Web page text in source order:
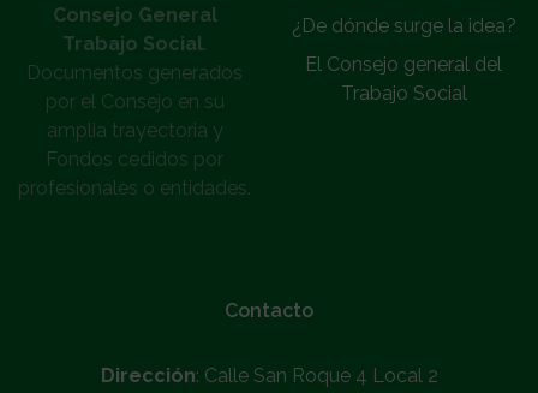
Consejo General
Trabajo Social.
Documentos generados
por el Consejo en su
amplia trayectoria y
Fondos cedidos por
profesionales o entidades.
¿De dónde surge la idea?
El Consejo general del
Trabajo Social
Contacto
Dirección: Calle San Roque 4 Local 2